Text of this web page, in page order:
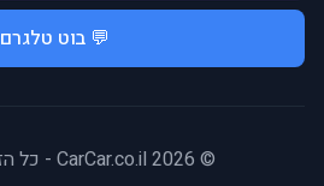
💬 בוט טלגרם
© 2026 CarCar.co.il - כל הזכויות שמורות